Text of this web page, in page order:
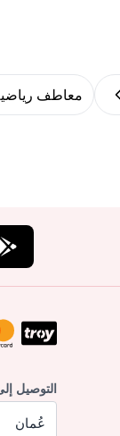
معاطف
التوصيل
عُمان